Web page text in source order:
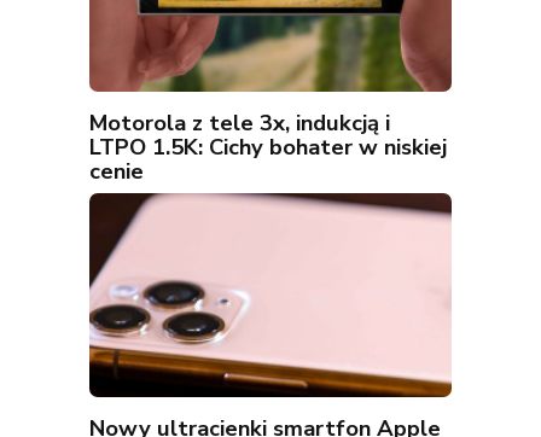
Motorola z tele 3x, indukcją i
LTPO 1.5K: Cichy bohater w niskiej
cenie
Nowy ultracienki smartfon Apple